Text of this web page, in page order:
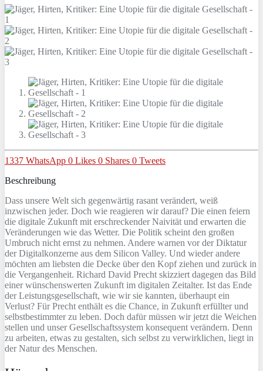
1337 WhatsApp 0 Likes 0 Shares 0 Tweets
Beschreibung
Dass unsere Welt sich gegenwärtig rasant verändert, weiß
inzwischen jeder. Doch wie reagieren wir darauf? Die einen feiern
die digitale Zukunft mit erschreckender Naivität und erwarten die
Veränderungen wie das Wetter. Die Politik scheint den großen
Umbruch nicht ernst zu nehmen. Andere warnen vor der Diktatur
der Digitalkonzerne aus dem Silicon Valley. Und wieder andere
möchten am liebsten die Decke über den Kopf ziehen und zurück in
die Vergangenheit. Richard David Precht skizziert dagegen das Bild
einer wünschenswerten Zukunft im digitalen Zeitalter. Ist das Ende
der Leistungsgesellschaft, wie wir sie kannten, überhaupt ein
Verlust? Für Precht enthält es die Chance, in Zukunft erfüllter und
selbstbestimmter zu leben. Doch dafür müssen wir jetzt die Weichen
stellen und unser Gesellschaftssystem konsequent verändern. Denn
zu arbeiten, etwas zu gestalten, sich selbst zu verwirklichen, liegt in
der Natur des Menschen.